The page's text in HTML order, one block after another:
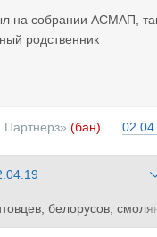
на собрании АСМАП,
родственник
(бан)
белорусов,
и дозволов. Ничего д